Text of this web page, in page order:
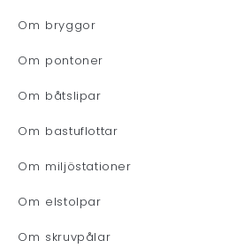
Om bryggor
Om pontoner
Om båtslipar
Om bastuflottar
Om miljöstationer
Om elstolpar
Om skruvpålar